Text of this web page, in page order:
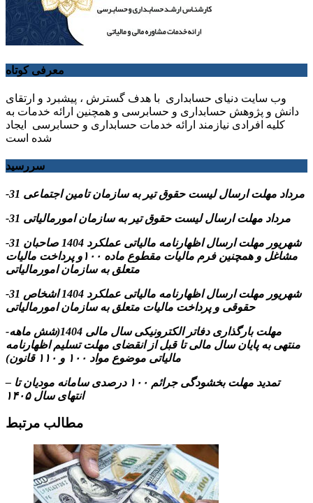
معرفی کوتاه
وب سایت دنیای حسابداری با هدف گسترش ، پیشبرد و ارتقای
دانش و پژوهش حسابداری و حسابرسی و همچنین ارائه خدمات به
کلیه افرادی نیازمند ارائه خدمات حسابداری و حسابرسی ایجاد
شده است
سررسید
-31 مرداد مهلت ارسال ليست حقوق تیر به سازمان تامین اجتماعی
-31 مرداد مهلت ارسال ليست حقوق تیر به سازمان امورمالیاتی
-31 شهریور مهلت ارسال اظهارنامه مالیاتی عملکرد 1404 صاحبان
مشاغل و همچنین فرم مالیات مقطوع ماده ۱۰۰و پرداخت مالیات
متعلق به سازمان امورمالیاتی
-31 شهریور مهلت ارسال اظهارنامه مالیاتی عملکرد 1404 اشخاص
حقوقی و پرداخت مالیات متعلق به سازمان امورمالیاتی
-مهلت بارگذاری دفاتر الکترونیکی سال مالی 1404(شش ماهه
منتهی به پایان سال مالی تا قبل از انقضای مهلت تسلیم اظهارنامه
مالیاتی موضوع مواد ۱۰۰ و ۱۱۰ قانون)
– تمدید مهلت بخشودگی جرائم ۱۰۰ درصدی سامانه مودیان تا
انتهای سال ۱۴۰۵
مطالب مرتبط